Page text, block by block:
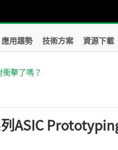
應用趨勢 技術方案 資源下載
擊了嗎？
ASIC